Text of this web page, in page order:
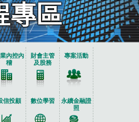
專區
內控內
稽
財會主管
及股務
專案活動
信投顧 數位學習
永續金融證
照